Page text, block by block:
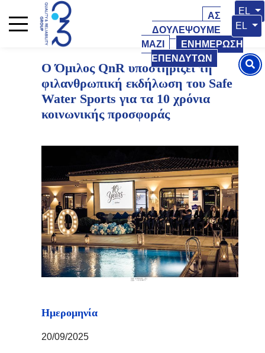
EL
ΑΣ
ΔΟΥΛΕΨΟΥΜΕ
ΜΑΖΙ
ΕΝΗΜΕΡΩΣΗ
ΕΠΕΝΔΥΤΩΝ
EL
20 Σεπτεμβρίου 2025 20 Σεπτεμβρίου 2025
Ο Όμιλος QnR υποστηρίζει τη
φιλανθρωπική εκδήλωση του Safe
Water Sports για τα 10 χρόνια
κοινωνικής προσφοράς
Ημερομηνία
20/09/2025